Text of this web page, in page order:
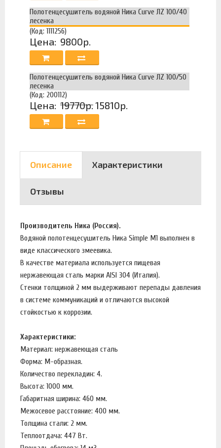
Полотенцесушитель водяной Ника Curve ЛZ 100/40
лесенка
(Код: 1111256)
Цена: 9800р.
Полотенцесушитель водяной Ника Curve ЛZ 100/50
лесенка
(Код: 200112)
Цена: 19770р.15810р.
Описание Характеристики
Отзывы
Производитель Ника (Россия).
Водяной полотенцесушитель Ника Simple М1 выполнен в
виде классического змеевика.
В качестве материала используется пищевая
нержавеющая сталь марки AISI 304 (Италия).
Стенки толщиной 2 мм выдерживают перепады давления
в системе коммуникаций и отличаются высокой
стойкостью к коррозии.
Характеристики:
Материал: нержавеющая сталь
Форма: М-образная.
Количество перекладин: 4.
Высота: 1000 мм.
Габаритная ширина: 460 мм.
Межосевое расстояние: 400 мм.
Толщина стали: 2 мм.
Теплоотдача: 447 Вт.